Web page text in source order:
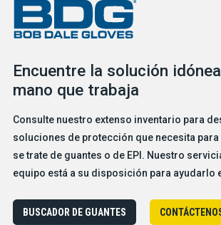
Encuentre la solución
mano que trabaja
Consulte nuestro extenso inventario para
soluciones de protección que necesita para
se trate de guantes o de EPI. Nuestro
equipo está a su disposición para ayudarlo
BUSCADOR DE GUANTES